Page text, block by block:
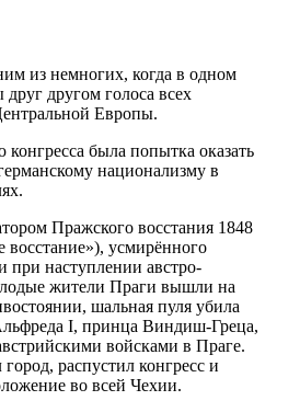
из немногих, когда в одном
другом голоса всех
Европы.
была попытка оказать
национализму в
Пражского восстания 1848
восстание»), усмирённого
при наступлении австро-
жители Праги вышли на
шальная пуля убила
I, принца Виндиш-Греца,
войсками в Праге.
распустил конгресс и
во всей Чехии.